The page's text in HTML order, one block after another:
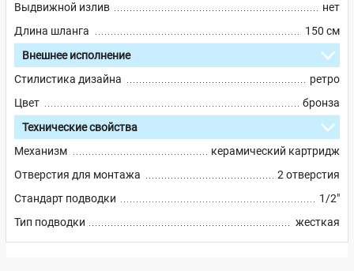
Выдвижной излив
нет
Длина шланга
150 см
Внешнее исполнение
Стилистика дизайна
ретро
Цвет
бронза
Технические свойства
Механизм
керамический картридж
Отверстия для монтажа
2 отверстия
Стандарт подводки
1/2"
Тип подводки
жесткая